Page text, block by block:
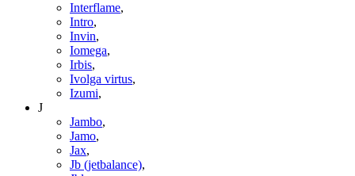
Interflame,
Intro,
Invin,
Iomega,
Irbis,
Ivolga virtus,
Izumi,
J
Jambo,
Jamo,
Jax,
Jb (jetbalance),